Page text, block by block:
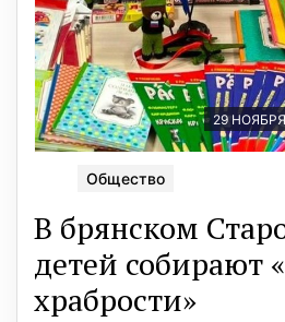
29
Общество
В брянском
детей собирают
храбрости»